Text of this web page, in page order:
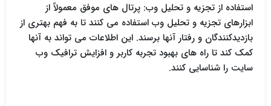
استفاده از تجزیه و تحلیل وب: پرتال های موفق معمولاً از
ابزارهای تجزیه و تحلیل وب استفاده می کنند تا به فهم بهتری از
بازدیدکنندگان و رفتار آنها برسند. این اطلاعات می تواند به آنها
کمک کند تا راه های بهبود تجربه کاربر و افزایش ترافیک وب
سایت را شناسایی کنند.